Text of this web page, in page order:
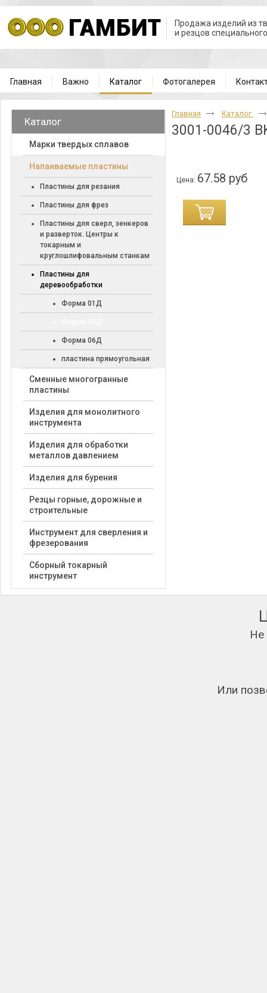
Продажа изделий из
и резцов
Главная Важно Каталог Фотогалерея
Каталог
Марки твердых сплавов
Напаиваемые пластины
Пластины для резания
Пластины для фрез
Пластины для сверл, зенкеров
и разверток. Центры к
токарным и
круглошлифовальным станкам
Пластины для
деревообработки
Форма 01Д
Форма 06Д
пластина прямоугольная
Cменные многогранные
пластины
Изделия для монолитного
инструмента
Изделия для обработки
металлов давлением
Изделия для бурения
Резцы горные, дорожные и
строительные
Инструмент для сверления и
фрезерования
Сборный токарный
инструмент
Главная Каталог
3001-0046/3
Цена: 67.58 руб
Не
Или